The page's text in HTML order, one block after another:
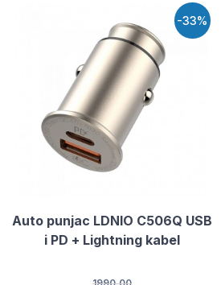
-33%
Auto punjac LDNIO C506Q USB
i PD + Lightning kabel